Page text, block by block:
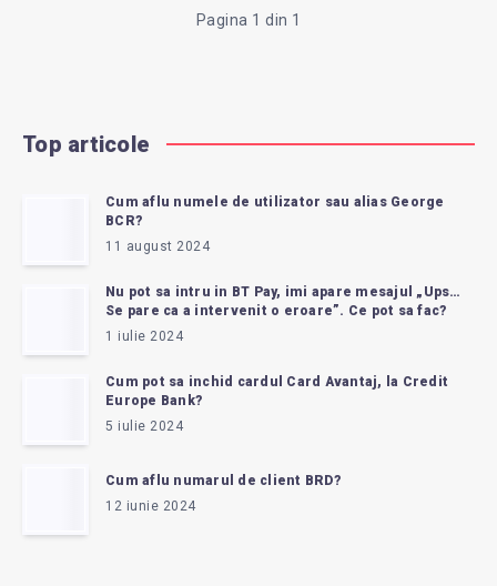
Pagina 1 din 1
Top articole
Cum aflu numele de utilizator sau alias George
BCR?
11 august 2024
Nu pot sa intru in BT Pay, imi apare mesajul „Ups…
Se pare ca a intervenit o eroare”. Ce pot sa fac?
1 iulie 2024
Cum pot sa inchid cardul Card Avantaj, la Credit
Europe Bank?
5 iulie 2024
Cum aflu numarul de client BRD?
12 iunie 2024